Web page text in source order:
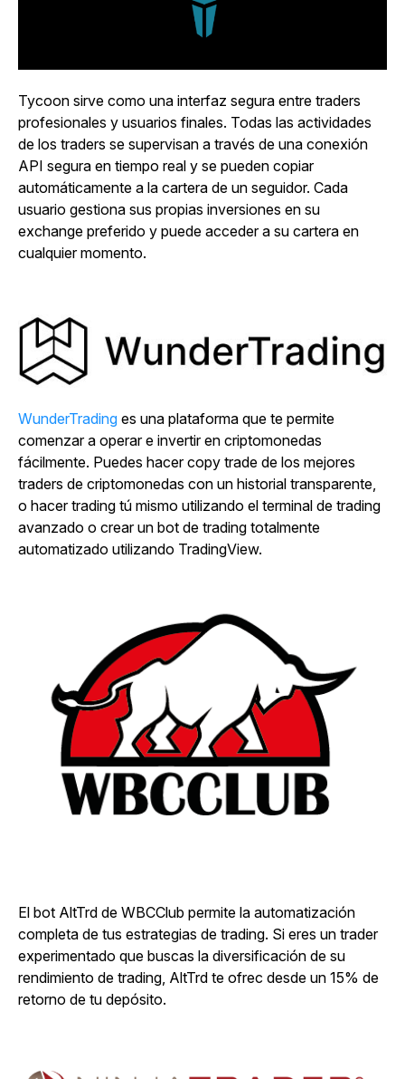
Tycoon sirve como una interfaz segura entre traders
profesionales y usuarios finales. Todas las actividades
de los traders se supervisan a través de una conexión
API segura en tiempo real y se pueden copiar
automáticamente a la cartera de un seguidor. Cada
usuario gestiona sus propias inversiones en su
exchange preferido y puede acceder a su cartera en
cualquier momento.
WunderTrading es una plataforma que te permite
comenzar a operar e invertir en criptomonedas
fácilmente. Puedes hacer copy trade de los mejores
traders de criptomonedas con un historial transparente,
o hacer trading tú mismo utilizando el terminal de trading
avanzado o crear un bot de trading totalmente
automatizado utilizando TradingView.
El bot AltTrd de WBCClub permite la automatización
completa de tus estrategias de trading. Si eres un trader
experimentado que buscas la diversificación de su
rendimiento de trading, AltTrd te ofrec desde un 15% de
retorno de tu depósito.